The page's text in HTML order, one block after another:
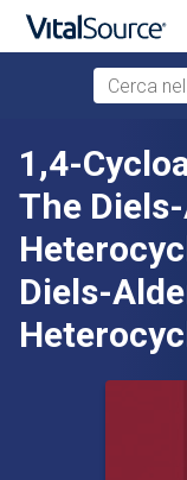
Passa al
Cerca nel
1,4-
The
Diels-